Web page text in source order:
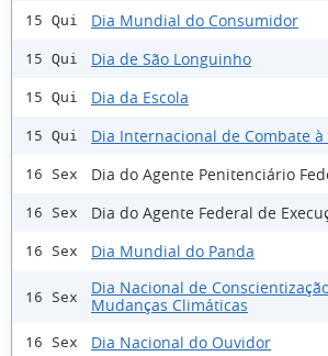
15 Qui Dia Mundial do Consumidor
15 Qui Dia de São Longuinho
15 Qui Dia da Escola
15 Qui Dia Internacional de Combate
16 Sex Dia do Agente Penitenciário
16 Sex Dia do Agente Federal de
16 Sex Dia Mundial do Panda
16 Sex
Dia Nacional de
Mudanças Climáticas
16 Sex Dia Nacional do Ouvidor